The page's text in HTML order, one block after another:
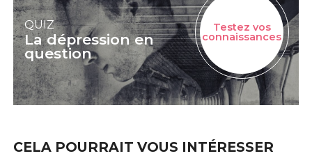
QUIZ
La dépression en
question
Testez vos
connaissances
CELA POURRAIT VOUS INTÉRESSER